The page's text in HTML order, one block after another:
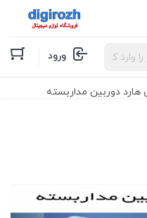
ورود
هارد دوربین مداربسته